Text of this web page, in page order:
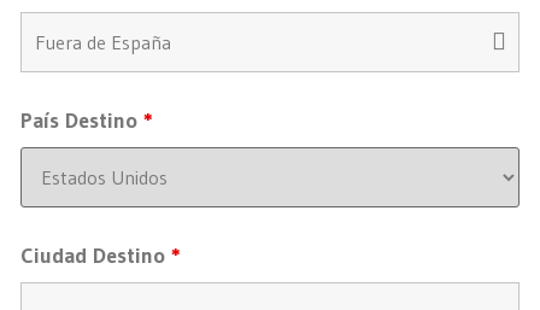
País Destino *
Ciudad Destino *